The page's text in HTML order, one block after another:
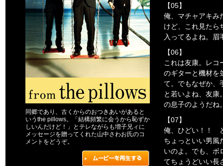
同郷であり、古くからのおつきあいがあると
いうthe pillows。「結構頻繁に会うから恥ずか
しいんだけど！」とテレながらも増子兄ィに
メッセージを贈ってくれた山中さわお氏のコ
メントをどうぞ。
【05】
俺、マチャアキみ
けど、これ見たら
入ってるよね。眉
【06】
これは友康。レコ
のギターと機材を
て。でもなぜか、
と若いよね、友康
の息子のようだね
【07】
俺、ひどい！！
ちょっといい男風
いのよ。でも、ボ
てちょうどいい長